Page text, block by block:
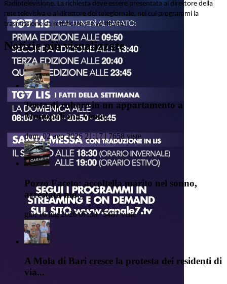
Radiotelevisione. La richiesta deve essere presentata al direttore della
rete televisiva o al direttore del telegiornale, nei cui programmi la
trasmissione da rettificare si è verificata.
Notizie più visualizzate
Tenta di rubare in un appartamento a
Monopoli ma viene...
dom, 02 ago 2026 21:17 | 7658 viste
Pozzo Faceto: accoltella marito nel sonno,
arrestata mo...
gio, 16 lug 2026 07:58 | 5487 viste
A Mola di Bari cresce la protesta dei residenti di
via...